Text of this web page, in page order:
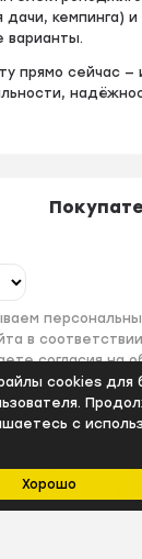
Хорошо
cookies для
с
Избранное
дачи, кемпинга) и
варианты.
прямо сейчас —
в
согласия на
необходимо